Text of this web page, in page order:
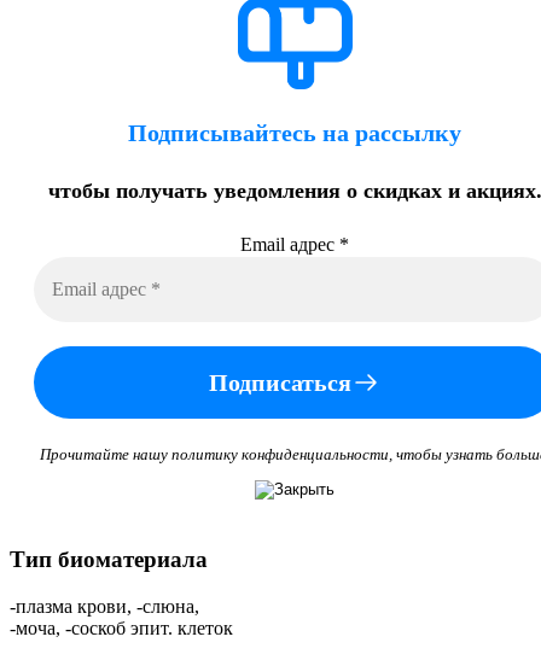
Подписывайтесь на рассылку
чтобы получать уведомления о скидках и акциях.
Email адрес *
Подписаться
Прочитайте нашу политику конфиденциальности, чтобы узнать
Тип биоматериала
-плазма крови, -слюна,
-моча, -соскоб эпит. клеток